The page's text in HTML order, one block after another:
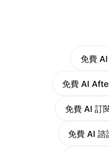
免費
免費 AI
免費 AI 訂
免費 AI 諮